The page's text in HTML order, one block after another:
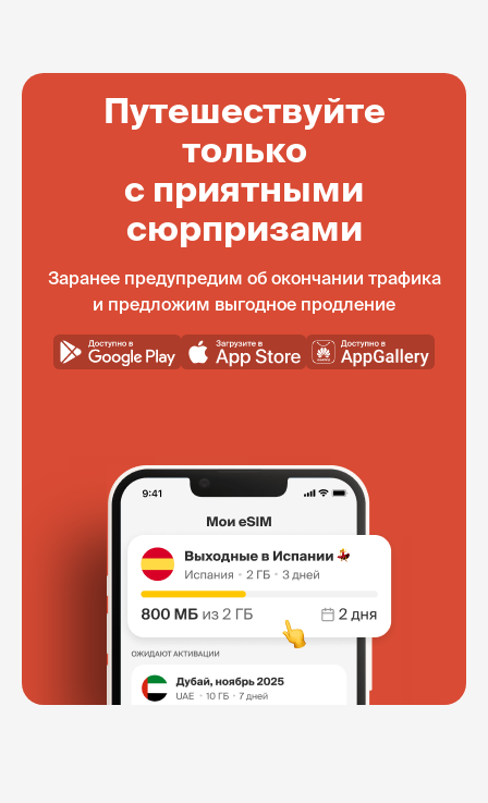
Путешествуйте
только
с приятными
сюрпризами
Заранее предупредим об окончании трафика
и предложим выгодное продление